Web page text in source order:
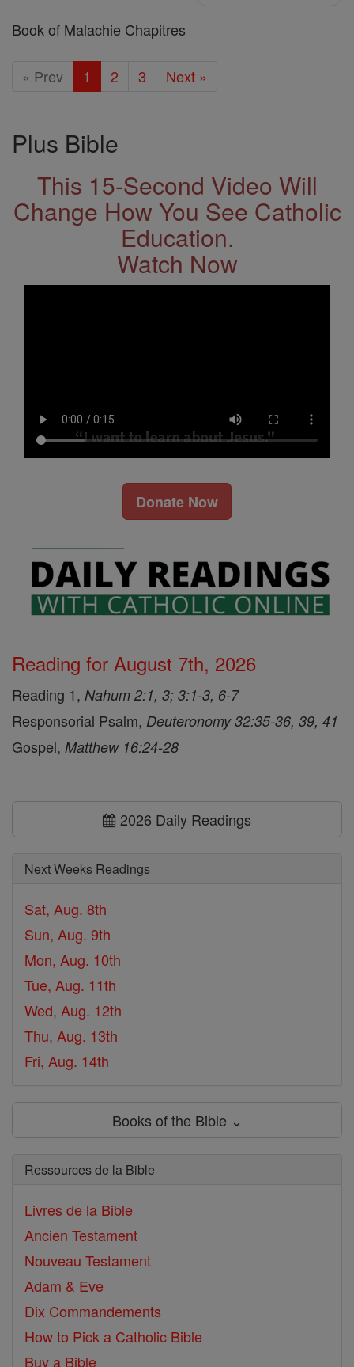
Book of Malachie Chapitres
« Prev 1 2 3 Next »
Plus Bible
This 15-Second Video Will
Change How You See Catholic
Education.
Watch Now
Donate Now
Reading for August 7th, 2026
Reading 1, Nahum 2:1, 3; 3:1-3, 6-7
Responsorial Psalm, Deuteronomy 32:35-36, 39, 41
Gospel, Matthew 16:24-28
2026 Daily Readings
Next Weeks Readings
Sat, Aug. 8th
Sun, Aug. 9th
Mon, Aug. 10th
Tue, Aug. 11th
Wed, Aug. 12th
Thu, Aug. 13th
Fri, Aug. 14th
Books of the Bible ⌄
Ressources de la Bible
Livres de la Bible
Ancien Testament
Nouveau Testament
Adam & Eve
Dix Commandements
How to Pick a Catholic Bible
Buy a Bible